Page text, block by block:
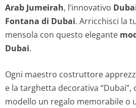
Arab Jumeirah, l’innovativo
Fontana di Dubai. Arricchisci la
mensola con questo elegante
Dubai.
Ogni maestro costruttore
e la targhetta decorativa “Dubai”,
modello un regalo memorabile o